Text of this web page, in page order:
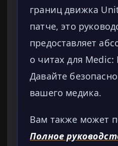
границ движка
патче, это
предоставляет
о читах для Medic:
Давайте
вашего медика.
Вам также может
Полное